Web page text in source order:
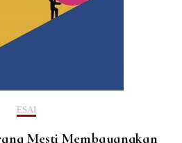
ESAI
Mesti Membayangkan